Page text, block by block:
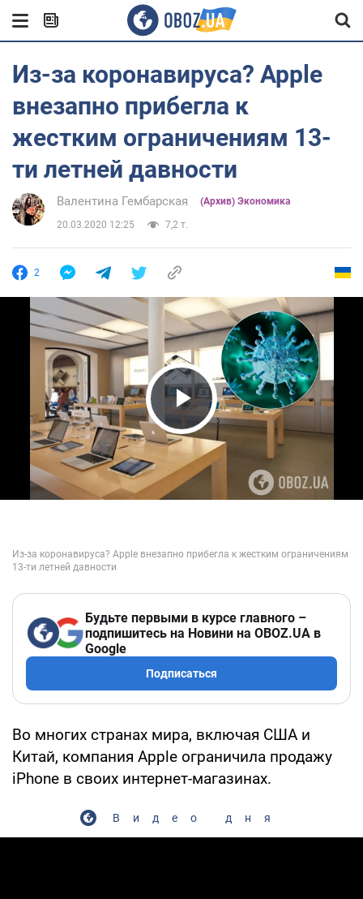
Из-за коронавируса? Apple
внезапно прибегла к
жестким ограничениям 13-
ти летней давности
Валентина Гембарская (Архив) Экономика
20.03.2020 12:25 7,2 т.
2
Play Video
Будьте первыми в курсе главного –
подпишитесь на Новини на OBOZ.UA в
Google
Подписаться
Во многих странах мира, включая США и
Китай, компания Apple ограничила продажу
iPhone в своих интернет-магазинах.
Видео дня